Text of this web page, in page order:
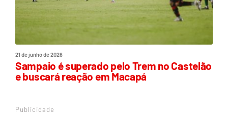
21 de junho de 2026
Sampaio é superado pelo Trem no Castelão
e buscará reação em Macapá
Publicidade